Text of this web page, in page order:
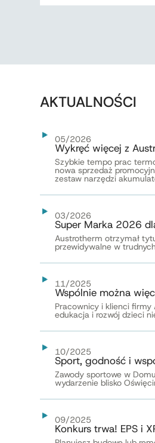
AKTUALNOŚCI
05/2026
Wykręć więcej z
Szybkie tempo prac
nowa sprzedaż
zestaw narzędzi
03/2026
Super Marka 2026
Austrotherm otrzymał
przewidywalne w
11/2025
Wspólnie można
Pracownicy i klienci firmy
edukacja i rozwój dzieci
10/2025
Sport, godność i
Zawody sportowe w
wydarzenie blisko
09/2025
Konkurs trwa! EPS i